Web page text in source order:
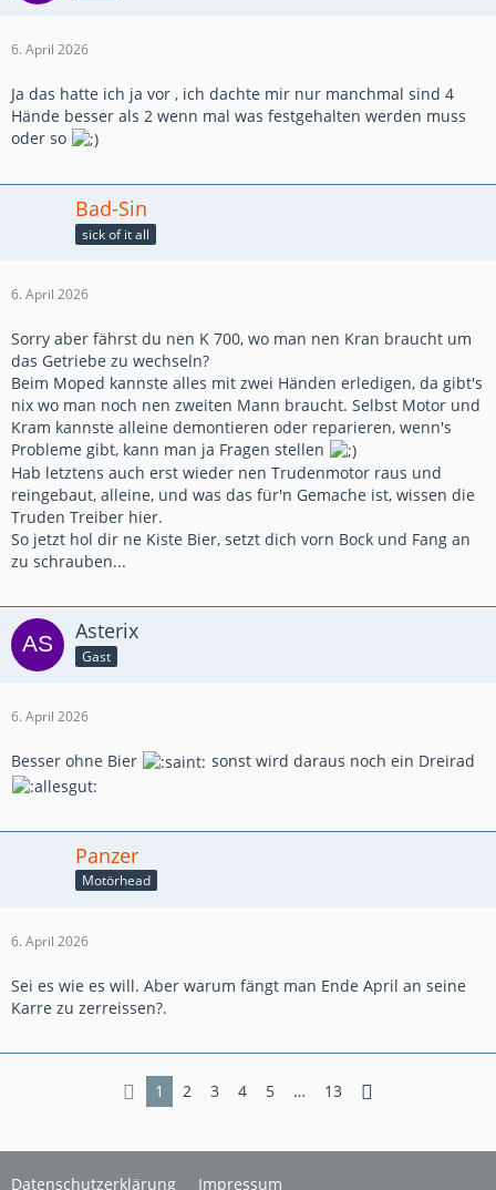
6. April 2026
Ja das hatte ich ja vor , ich dachte mir nur manchmal sind 4
Hände besser als 2 wenn mal was festgehalten werden muss
oder so
Bad-Sin
sick of it all
6. April 2026
Sorry aber fährst du nen K 700, wo man nen Kran braucht um
das Getriebe zu wechseln?
Beim Moped kannste alles mit zwei Händen erledigen, da gibt's
nix wo man noch nen zweiten Mann braucht. Selbst Motor und
Kram kannste alleine demontieren oder reparieren, wenn's
Probleme gibt, kann man ja Fragen stellen
Hab letztens auch erst wieder nen Trudenmotor raus und
reingebaut, alleine, und was das für'n Gemache ist, wissen die
Truden Treiber hier.
So jetzt hol dir ne Kiste Bier, setzt dich vorn Bock und Fang an
zu schrauben...
Asterix
Gast
6. April 2026
Besser ohne Bier sonst wird daraus noch ein Dreirad
Panzer
Motörhead
6. April 2026
Sei es wie es will. Aber warum fängt man Ende April an seine
Karre zu zerreissen?.
1 2 3 4 5 … 13
Datenschutzerklärung Impressum